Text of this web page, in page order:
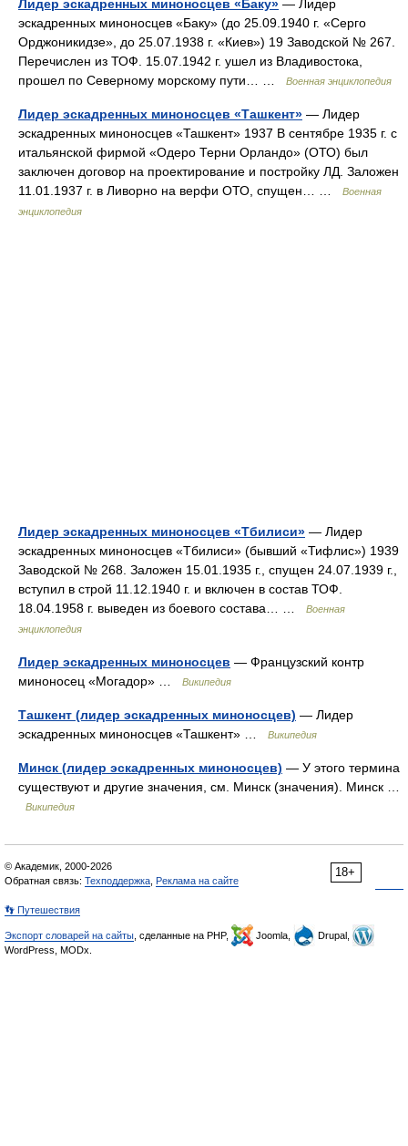
Лидер эскадренных миноносцев «Баку» — Лидер
эскадренных миноносцев «Баку» (до 25.09.1940 г. «Серго
Орджоникидзе», до 25.07.1938 г. «Киев») 19 Заводской № 267.
Перечислен из ТОФ. 15.07.1942 г. ушел из Владивостока,
прошел по Северному морскому пути… …
Военная энциклопедия
Лидер эскадренных миноносцев «Ташкент» — Лидер
эскадренных миноносцев «Ташкент» 1937 В сентябре 1935 г. с
итальянской фирмой «Одеро Терни Орландо» (ОТО) был
заключен договор на проектирование и постройку ЛД. Заложен
11.01.1937 г. в Ливорно на верфи ОТО, спущен… …
Военная
энциклопедия
Лидер эскадренных миноносцев «Тбилиси» — Лидер
эскадренных миноносцев «Тбилиси» (бывший «Тифлис») 1939
Заводской № 268. Заложен 15.01.1935 г., спущен 24.07.1939 г.,
вступил в строй 11.12.1940 г. и включен в состав ТОФ.
18.04.1958 г. выведен из боевого состава… …
Военная
энциклопедия
Лидер эскадренных миноносцев — Французский контр
миноносец «Могадор» …
Википедия
Ташкент (лидер эскадренных миноносцев) — Лидер
эскадренных миноносцев «Ташкент» …
Википедия
Минск (лидер эскадренных миноносцев) — У этого термина
существуют и другие значения, см. Минск (значения). Минск …
Википедия
18+
© Академик, 2000-2026
Обратная связь: Техподдержка Реклама на сайте
👣 Путешествия
Экспорт словарей на сайты , сделанные на PHP, Joomla,
Drupal,
WordPress, MODx.